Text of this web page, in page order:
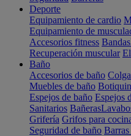
Deporte
Equipamiento de cardio
Equipamiento de
Accesorios fitness Bandas
Recuperación muscular
Baño
Accesorios de baño
Muebles de baño
Espejos de baño Espejos
Sanitarios Bañeras
Grifería Grifos para
Seguridad de baño